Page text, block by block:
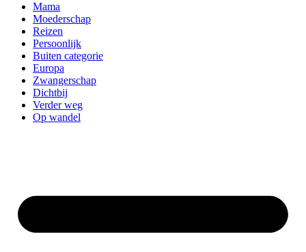
Mama
Moederschap
Reizen
Persoonlijk
Buiten categorie
Europa
Zwangerschap
Dichtbij
Verder weg
Op wandel